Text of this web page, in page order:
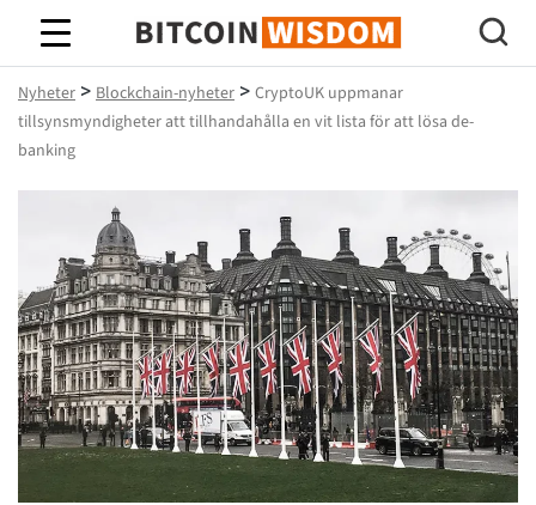
Bitcoin Wisdom
Nyheter > Blockchain-nyheter > CryptoUK uppmanar
tillsynsmyndigheter att tillhandahålla en vit lista för att lösa de-
banking